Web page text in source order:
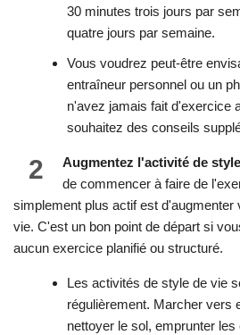
30 minutes trois jours par
quatre jours par semaine.
Vous voudrez peut-être
entraîneur personnel ou un
n'avez jamais fait d'exercice
souhaitez des conseils
2 Augmentez l'activité de
de commencer à faire de
simplement plus actif est d'augmenter
vie. C'est un bon point de départ si
aucun exercice planifié ou structuré.
Les activités de style de vie
régulièrement. Marcher vers
nettoyer le sol, emprunter